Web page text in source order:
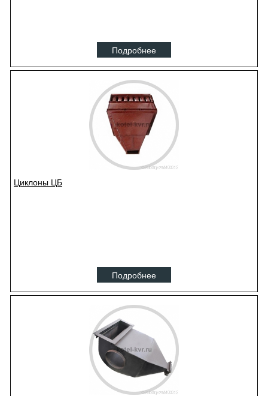
Подробнее
Циклоны ЦБ
Подробнее